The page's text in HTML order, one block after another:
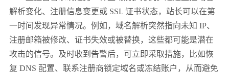
解析变化、注册信息变更或 SSL 证书状态，站长可以在第
一时间发现异常情况。例如，域名解析突然指向未知 IP、
注册邮箱被修改、证书失效或被替换，这些都可能是潜在
攻击的信号。及时收到告警后，可立即采取措施，比如恢
复 DNS 配置、联系注册商锁定域名或冻结账户，从而避免